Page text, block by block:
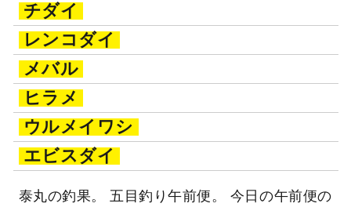
チダイ
レンコダイ
メバル
ヒラメ
ウルメイワシ
エビスダイ
泰丸の釣果。 五目釣り午前便。 今日の午前便の